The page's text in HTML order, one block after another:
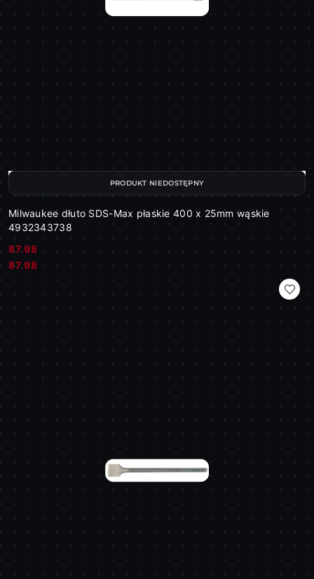
Milwaukee dłuto SDS-Max płaskie 400 x 25mm wąskie
4932343738
Cena:
87.98
Cena:
87.98
PRODUKT NIEDOSTĘPNY